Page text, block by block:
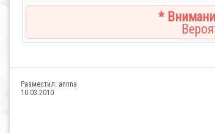
*
Разместил: annna
10.03.2010